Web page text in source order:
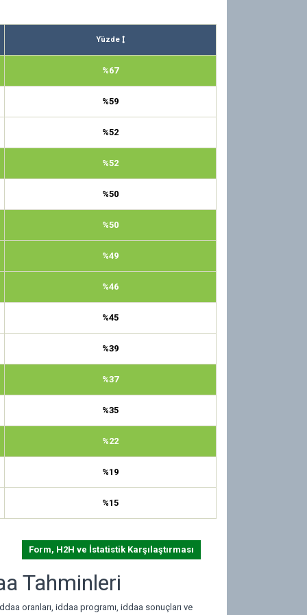
Yüzde
%67
%59
%52
%52
%50
%50
%49
%46
%45
%39
%37
%35
%22
%19
%15
Form, H2H ve İstatistik Karşılaştırması
Tahminleri
oranları, iddaa programı, iddaa sonuçları ve